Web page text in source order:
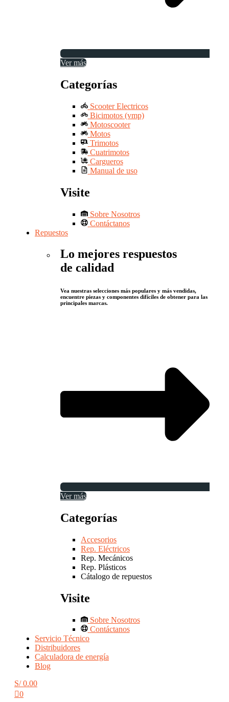
Ver más
Categorías
Scooter Electricos
Bicimotos (vmp)
Motoscooter
Motos
Trimotos
Cuatrimotos
Cargueros
Manual de uso
Visite
Sobre Nosotros
Contáctanos
Repuestos
Lo mejores respuestos
de calidad
Vea nuestras selecciones más populares y más vendidas,
encuentre piezas y componentes difíciles de obtener para las
principales marcas.
Ver más
Categorías
Accesorios
Rep. Eléctricos
Rep. Mecánicos
Rep. Plásticos
Cátalogo de repuestos
Visite
Sobre Nosotros
Contáctanos
Servicio Técnico
Distribuidores
Calculadora de energía
Blog
S/0.00
0